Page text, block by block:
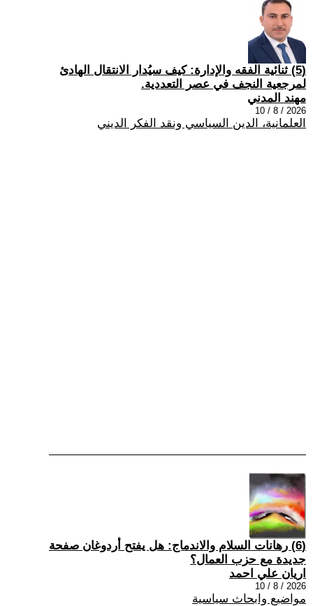
(5) ثنائية الفقه والإدارة: كيف سيُدار الانتقال الهادئ
لمرجعية النجف في عصر التعددية.
مهند المدني
2026 / 8 / 10
العلمانية، الدين السياسي ونقد الفكر الديني
(6) رهانات السلام والاندماج: هل يفتح أردوغان صفحة
جديدة مع حزب العمال؟
اريان علي احمد
2026 / 8 / 10
مواضيع وابحاث سياسية